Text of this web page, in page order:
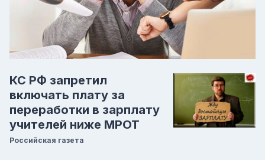
КС РФ запретил
включать плату за
переработки в зарплату
учителей ниже МРОТ
Российская газета